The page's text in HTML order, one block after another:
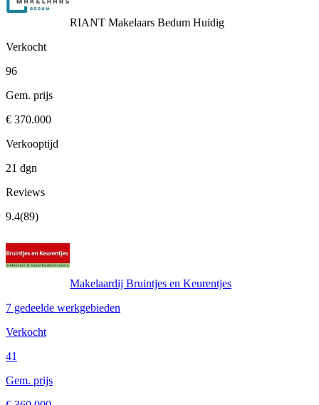
RIANT Makelaars Bedum Huidig
Verkocht
96
Gem. prijs
€ 370.000
Verkooptijd
21 dgn
Reviews
9.4(89)
Makelaardij Bruintjes en Keurentjes
7 gedeelde werkgebieden
Verkocht
41
Gem. prijs